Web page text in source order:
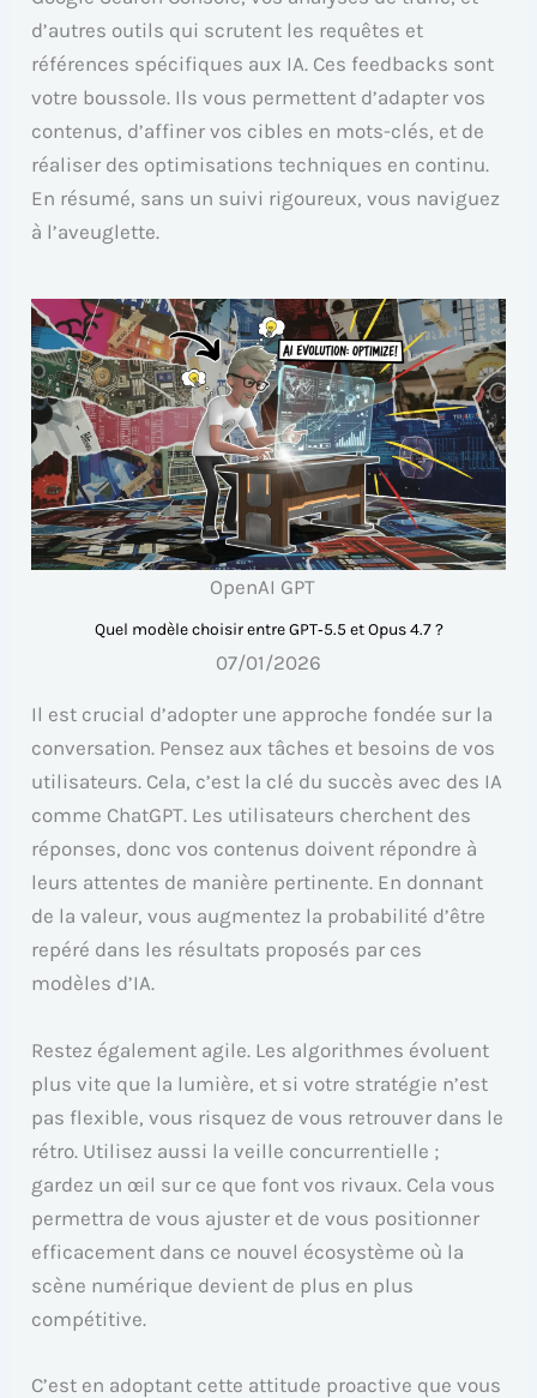
d’autres outils qui scrutent les requêtes et
références spécifiques aux IA. Ces feedbacks sont
votre boussole. Ils vous permettent d’adapter vos
contenus, d’affiner vos cibles en mots-clés, et de
réaliser des optimisations techniques en continu.
En résumé, sans un suivi rigoureux, vous naviguez
à l’aveuglette.
OpenAI GPT
Quel modèle choisir entre GPT‑5.5 et Opus 4.7 ?
07/01/2026
Il est crucial d’adopter une approche fondée sur la
conversation. Pensez aux tâches et besoins de vos
utilisateurs. Cela, c’est la clé du succès avec des IA
comme ChatGPT. Les utilisateurs cherchent des
réponses, donc vos contenus doivent répondre à
leurs attentes de manière pertinente. En donnant
de la valeur, vous augmentez la probabilité d’être
repéré dans les résultats proposés par ces
modèles d’IA.
Restez également agile. Les algorithmes évoluent
plus vite que la lumière, et si votre stratégie n’est
pas flexible, vous risquez de vous retrouver dans le
rétro. Utilisez aussi la veille concurrentielle ;
gardez un œil sur ce que font vos rivaux. Cela vous
permettra de vous ajuster et de vous positionner
efficacement dans ce nouvel écosystème où la
scène numérique devient de plus en plus
compétitive.
C’est en adoptant cette attitude proactive que vous